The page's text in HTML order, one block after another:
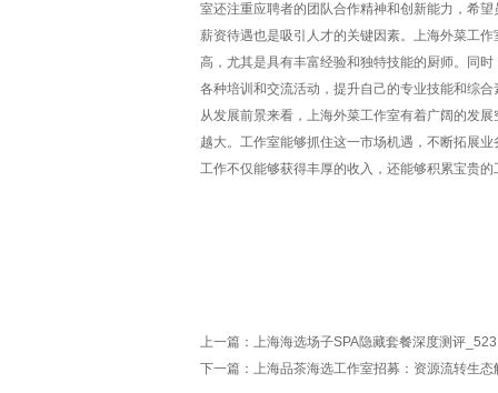
室还注重应聘者的团队合作精神和创新能力，希
薪资待遇也是吸引人才的关键因素。上海外菜工
高，尤其是具有丰富经验和独特技能的厨师。同
各种培训和交流活动，提升自己的专业技能和综合
从发展前景来看，上海外菜工作室有着广阔的发
越大。工作室能够抓住这一市场机遇，不断拓展
工作不仅能够获得丰厚的收入，还能够积累宝贵
上一篇： 上海海选场子SPA隐藏套餐深度测评_523
下一篇： 上海品茶海选工作室招募：资源流转生